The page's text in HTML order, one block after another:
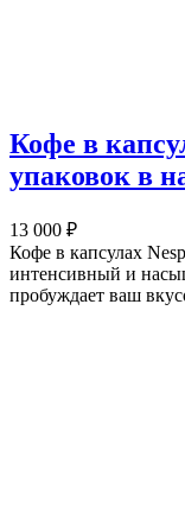
Кофе в
упаковок в
13 000 ₽
Кофе в капсулах
интенсивный и
пробуждает ваш